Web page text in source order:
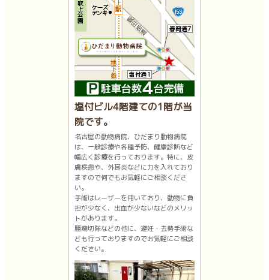
塩付ビル4階建ての1階が当
院です。
名古屋の動物病院、ひだまり動物病院
は、一般診療や各種予防、健康診断など
幅広く診療を行っております。特に、皮
膚疾患や、外耳炎などに力を入れており
ますので何でもお気軽にご相談くださ
い。
手術はレーザーを用いており、動物に負
担が少なく、出血が少ないなどのメリッ
トがあります。
腫瘍切除などの他に、避妊・去勢手術な
ども行っておりますのでお気軽にご相談
ください。